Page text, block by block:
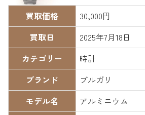
買取価格
30,000円
買取日
2025年7月18日
カテゴリー
時計
ブランド
ブルガリ
モデル名
アルミニウム